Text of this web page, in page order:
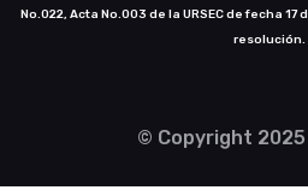
No.022, Acta No.003 de la URSEC de fecha
resolución.
© Copyright 2025